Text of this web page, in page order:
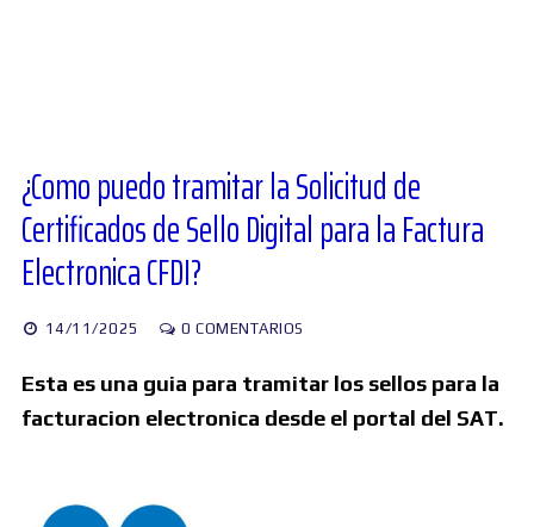
Foros
Buscar:
¿Como puedo tramitar la Solicitud de
Certificados de Sello Digital para la Factura
Electronica CFDI?
14/11/2025 0 COMENTARIOS
Esta es una guia para tramitar los sellos para la
facturacion electronica desde el portal del SAT.